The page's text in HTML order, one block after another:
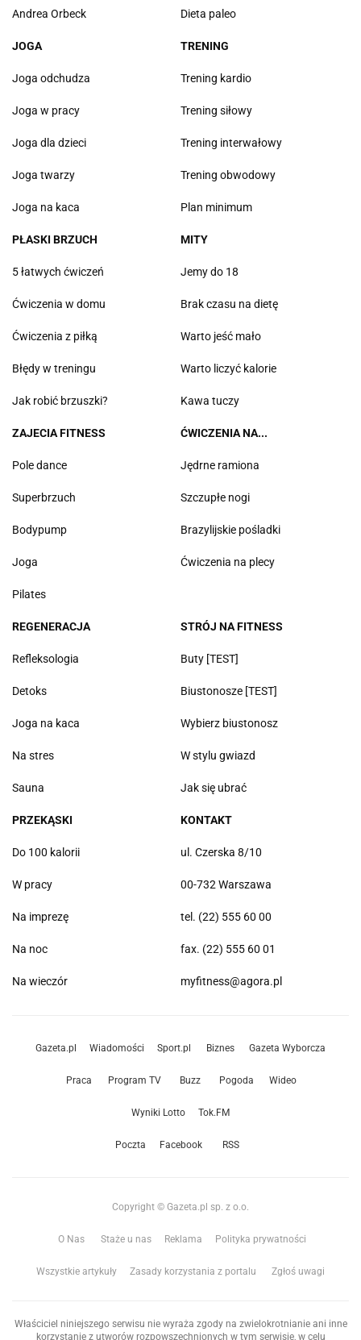
Andrea Orbeck Dieta paleo
JOGA
Joga odchudza
Joga w pracy
Joga dla dzieci
Joga twarzy
Joga na kaca
TRENING
Trening kardio
Trening siłowy
Trening interwałowy
Trening obwodowy
Plan minimum
PŁASKI BRZUCH
5 łatwych ćwiczeń
Ćwiczenia w domu
Ćwiczenia z piłką
Błędy w treningu
Jak robić brzuszki?
MITY
Jemy do 18
Brak czasu na dietę
Warto jeść mało
Warto liczyć kalorie
Kawa tuczy
ZAJECIA FITNESS
Pole dance
Superbrzuch
Bodypump
Joga
Pilates
ĆWICZENIA NA...
Jędrne ramiona
Szczupłe nogi
Brazylijskie pośladki
Ćwiczenia na plecy
REGENERACJA
Refleksologia
Detoks
Joga na kaca
Na stres
Sauna
STRÓJ NA FITNESS
Buty [TEST]
Biustonosze [TEST]
Wybierz biustonosz
W stylu gwiazd
Jak się ubrać
PRZEKĄSKI
Do 100 kalorii
W pracy
Na imprezę
Na noc
Na wieczór
KONTAKT
ul. Czerska 8/10
00-732 Warszawa
tel. (22) 555 60 00
fax. (22) 555 60 01
myfitness@agora.pl
Gazeta.pl Wiadomości Sport.pl Biznes Gazeta Wyborcza
Praca Program TV Buzz Pogoda Wideo
Wyniki Lotto Tok.FM
Poczta Facebook RSS
Copyright © Gazeta.pl sp. z o.o.
O Nas Staże u nas Reklama Polityka prywatności
Wszystkie artykuły Zasady korzystania z portalu Zgłoś uwagi
Właściciel niniejszego serwisu nie wyraża zgody na zwielokrotnianie ani inne
korzystanie z utworów rozpowszechnionych w tym serwisie, w celu